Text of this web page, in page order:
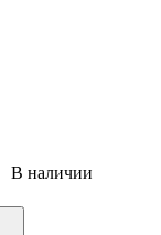
В наличии